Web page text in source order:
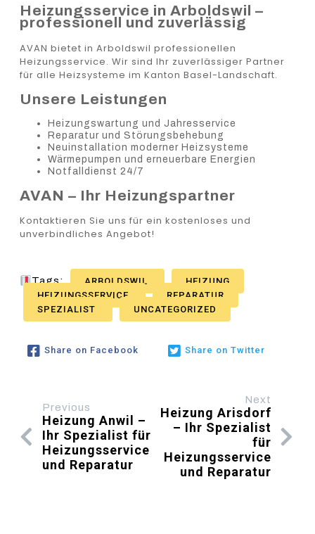
Heizungsservice in Arboldswil –
professionell und zuverlässig
AVAN bietet in Arboldswil professionellen
Heizungsservice. Wir sind Ihr zuverlässiger Partner
für alle Heizsysteme im Kanton Basel-Landschaft.
Unsere Leistungen
Heizungswartung und Jahresservice
Reparatur und Störungsbehebung
Neuinstallation moderner Heizsysteme
Wärmepumpen und erneuerbare Energien
Notfalldienst 24/7
AVAN – Ihr Heizungspartner
Kontaktieren Sie uns für ein kostenloses und
unverbindliches Angebot!
Tags: ARBOLDSWIL
HEIZUNG
HEIZUNGSSERVICE
REPARATUR
SPEZIALIST
UNCATEGORIZED
Share on Facebook Share on Twitter
Previous
Heizung Anwil –
Ihr Spezialist für
Heizungsservice
und Reparatur
Next
Heizung Arisdorf
– Ihr Spezialist
für
Heizungsservice
und Reparatur